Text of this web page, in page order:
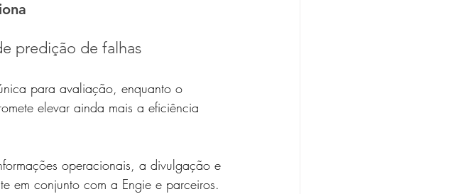
predição de falhas
para avaliação, enquanto o
elevar ainda mais a eficiência
operacionais, a divulgação e
em conjunto com a Engie e parceiros.